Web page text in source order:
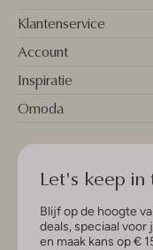
Klantenservice
Account
Inspiratie
Omoda
Let's keep in
Blijf op de hoogte
deals, speciaal
en maak kans op €